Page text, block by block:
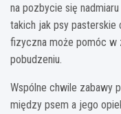
na pozbycie się
takich jak psy pasterskie
fizyczna może pomóc w
pobudzeniu.
Wspólne chwile zabawy
między psem a jego